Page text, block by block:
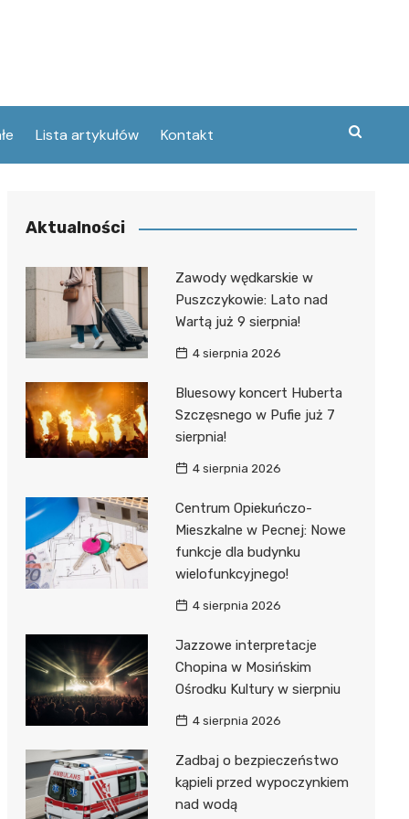
Lista artykułów Kontakt
Aktualności
Zawody wędkarskie w
Puszczykowie: Lato nad
Wartą już 9 sierpnia!
4 sierpnia 2026
Bluesowy koncert Huberta
Szczęsnego w Pufie już 7
sierpnia!
4 sierpnia 2026
Centrum Opiekuńczo-
Mieszkalne w Pecnej: Nowe
funkcje dla budynku
wielofunkcyjnego!
4 sierpnia 2026
Jazzowe interpretacje
Chopina w Mosińskim
Ośrodku Kultury w sierpniu
4 sierpnia 2026
Zadbaj o bezpieczeństwo
kąpieli przed wypoczynkiem
nad wodą